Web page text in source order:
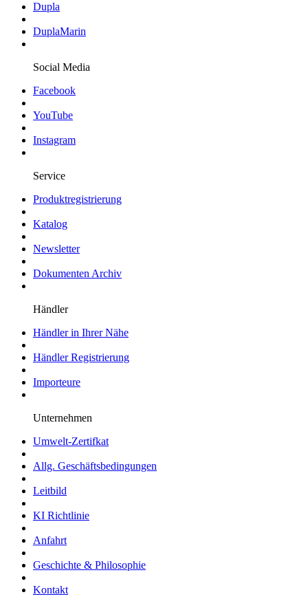
Dupla
DuplaMarin
Social Media
Facebook
YouTube
Instagram
Service
Produktregistrierung
Katalog
Newsletter
Dokumenten Archiv
Händler
Händler in Ihrer Nähe
Händler Registrierung
Importeure
Unternehmen
Umwelt-Zertifkat
Allg. Geschäftsbedingungen
Leitbild
KI Richtlinie
Anfahrt
Geschichte & Philosophie
Kontakt